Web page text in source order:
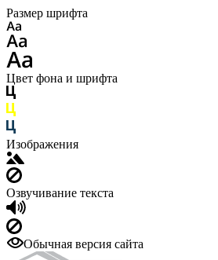
Размер шрифта
Цвет фона и шрифта
Изображения
Озвучивание текста
Обычная версия сайта